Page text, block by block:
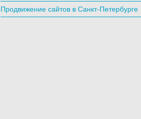
Продвижение сайтов в Санкт-Петербурге